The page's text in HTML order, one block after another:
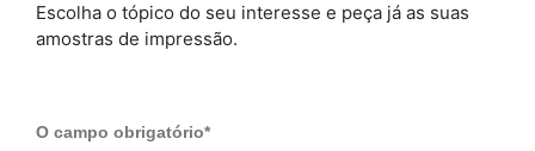
Escolha o tópico do seu interesse e peça já as suas
amostras de impressão.
O campo obrigatório*